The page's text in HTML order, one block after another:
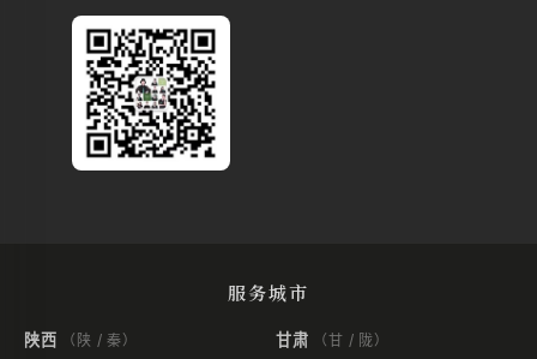
服务城市
陕西
（陕 / 秦）
甘肃
（甘 / 陇）